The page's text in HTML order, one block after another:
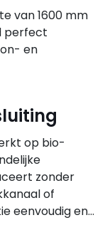
van 1600 mm
perfect
en
op bio-
zonder
of
eenvoudig en